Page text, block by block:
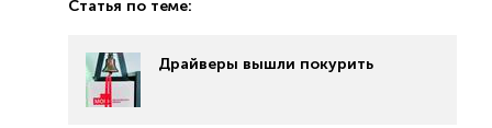
Статья по теме:
Драйверы вышли покурить